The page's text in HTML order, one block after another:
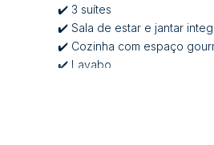
✔️ 3 suítes
✔️ Sala de estar e jantar
✔️ Cozinha com espaço
✔️ Lavabo